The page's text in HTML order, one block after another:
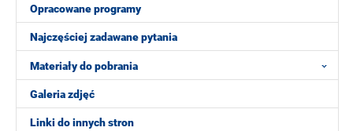
Opracowane programy
Najczęściej zadawane pytania
Materiały do pobrania
Galeria zdjęć
Linki do innych stron